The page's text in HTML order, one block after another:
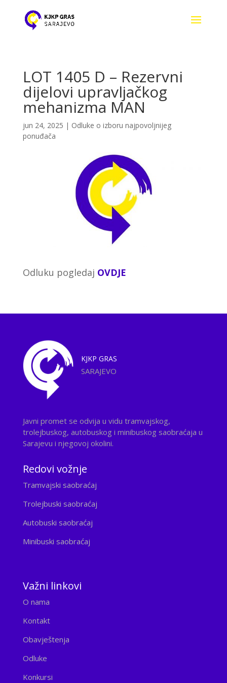
LOT 1405 D – Rezervni
dijelovi upravljačkog
mehanizma MAN
jun 24, 2025 | Odluke o izboru najpovoljnijeg
ponuđača
Odluku pogledaj OVDJE
KJKP GRAS
SARAJEVO
Javni promet se odvija u vidu tramvajskog,
trolejbuskog, autobuskog i minibuskog saobraćaja u
Sarajevu i njegovoj okolini.
Redovi vožnje
Tramvajski saobraćaj
Trolejbuski saobraćaj
Autobuski saobraćaj
Minibuski saobraćaj
Važni linkovi
O nama
Kontakt
Obavještenja
Odluke
Konkursi